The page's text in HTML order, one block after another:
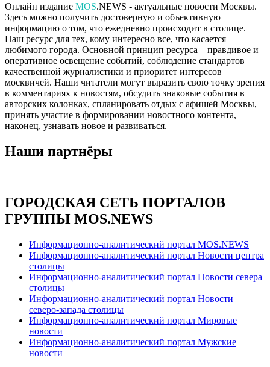
Онлайн издание MOS.NEWS - актуальные новости Москвы.
Здесь можно получить достоверную и объективную
информацию о том, что ежедневно происходит в столице.
Наш ресурс для тех, кому интересно все, что касается
любимого города. Основной принцип ресурса – правдивое и
оперативное освещение событий, соблюдение стандартов
качественной журналистики и приоритет интересов
москвичей. Наши читатели могут выразить свою точку зрения
в комментариях к новостям, обсудить знаковые события в
авторских колонках, спланировать отдых с афишей Москвы,
принять участие в формировании новостного контента,
наконец, узнавать новое и развиваться.
Наши партнёры
ГОРОДСКАЯ СЕТЬ ПОРТАЛОВ
ГРУППЫ MOS.NEWS
Информационно-аналитический портал MOS.NEWS
Информационно-аналитический портал Новости центра
столицы
Информационно-аналитический портал Новости севера
столицы
Информационно-аналитический портал Новости
северо-запада столицы
Информационно-аналитический портал Мировые
новости
Информационно-аналитический портал Мужские
новости